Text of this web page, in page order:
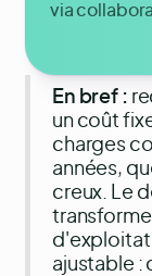
via
En bref :
un coût
charges
années,
creux. Le
ajustable :